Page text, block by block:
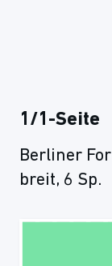
1/1-Seite
Berliner
breit, 6 Sp.